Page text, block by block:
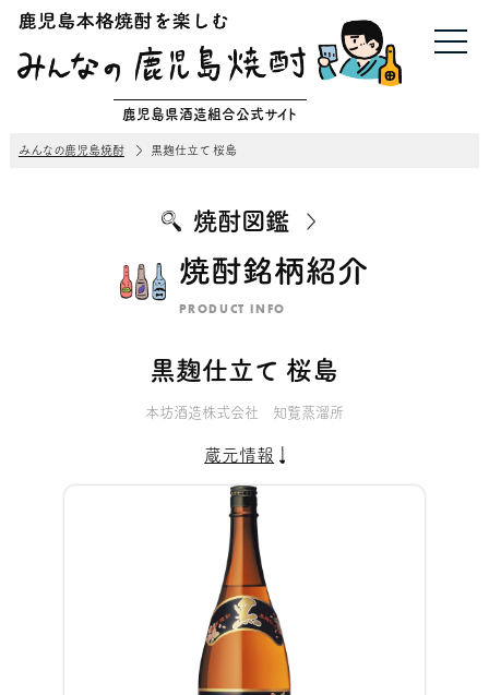
鹿児島県酒造組合公式サイト
みんなの鹿児島焼酎 黒麹仕立て 桜島
焼酎図鑑
焼酎銘柄紹介
PRODUCT INFO
黒麹仕立て 桜島
本坊酒造株式会社 知覧蒸溜所
蔵元情報